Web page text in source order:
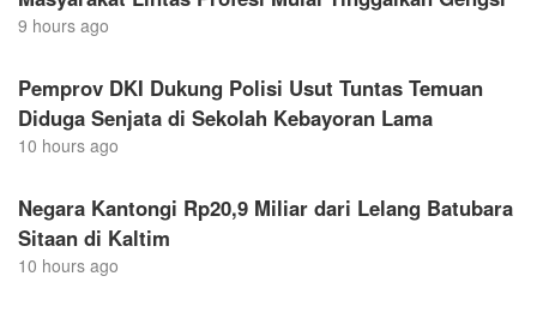
9 hours ago
Pemprov DKI Dukung Polisi Usut Tuntas Temuan
Diduga Senjata di Sekolah Kebayoran Lama
10 hours ago
Negara Kantongi Rp20,9 Miliar dari Lelang Batubara
Sitaan di Kaltim
10 hours ago